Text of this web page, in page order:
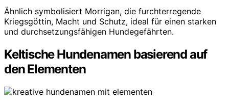
Ähnlich symbolisiert Morrigan, die furchterregende
Kriegsgöttin, Macht und Schutz, ideal für einen starken
und durchsetzungsfähigen Hundegefährten.
Keltische Hundenamen basierend auf
den Elementen